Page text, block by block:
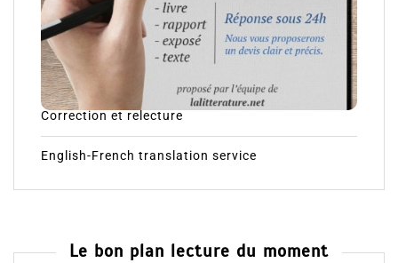
Correction et relecture
English-French translation service
Le bon plan lecture du moment